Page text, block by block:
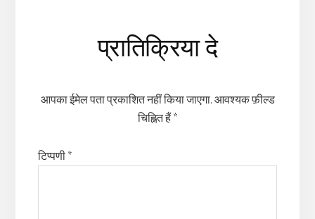
Interactions
प्रातिक्रिया दे
आपका ईमेल पता प्रकाशित नहीं किया जाएगा. आवश्यक फ़ील्ड
चिह्नित हैं *
टिप्पणी *